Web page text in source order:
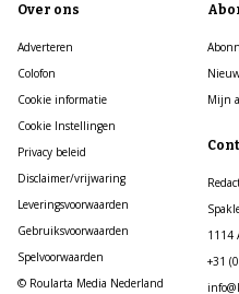
Over ons
Adverteren
Colofon
Cookie informatie
Cookie Instellingen
Privacy beleid
Disclaimer/vrijwaring
Leveringsvoorwaarden
Gebruiksvoorwaarden
Spelvoorwaarden
© Roularta Media Nederland
Mijn
1114
+31